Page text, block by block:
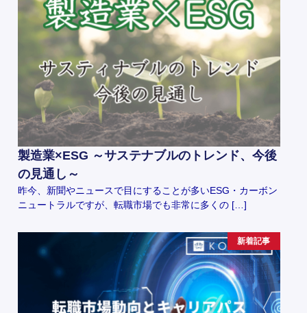
製造業×ESG ～サステナブルのトレンド、今後
の見通し～
昨今、新聞やニュースで目にすることが多いESG・カーボン
ニュートラルですが、転職市場でも非常に多くの […]
新着記事